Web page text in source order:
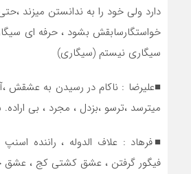
دارد ولی خود را به ندانستن میزند
خواستگارسابقش بشود ، حرفه ای
سیگاری نیستم (سیگاری)
■علیرضا : ناکام در رسیدن به عشقش
میترسد ،ترسو ،بزدل ، مجرد ، بی
■فرهاد : علاف الدوله ، راننده
فیگور گرفتن ، عشق کشتی کج ، عشق